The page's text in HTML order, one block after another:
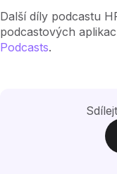
Další díly podcastu
podcastových
Podcasts.